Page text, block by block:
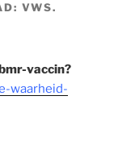
VWS.
vaccin?
waarheid-